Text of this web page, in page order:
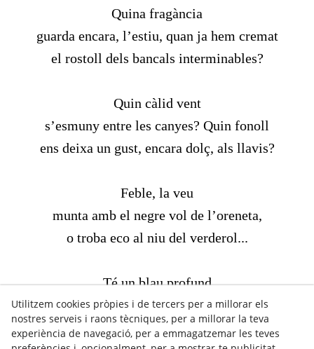
Quina fragància
guarda encara, l’estiu, quan ja hem cremat
el rostoll dels bancals interminables?
Quin càlid vent
s’esmuny entre les canyes? Quin fonoll
ens deixa un gust, encara dolç, als llavis?
Feble, la veu
munta amb el negre vol de l’oreneta,
o troba eco al niu del verderol...
Té un blau profund
el cel, avui. Però tanquem els ulls,
i ens esgarrifa, roja, la dissort.
Utilitzem cookies pròpies i de tercers per a millorar els
nostres serveis i raons tècniques, per a millorar la teva
experiència de navegació, per a emmagatzemar les teves